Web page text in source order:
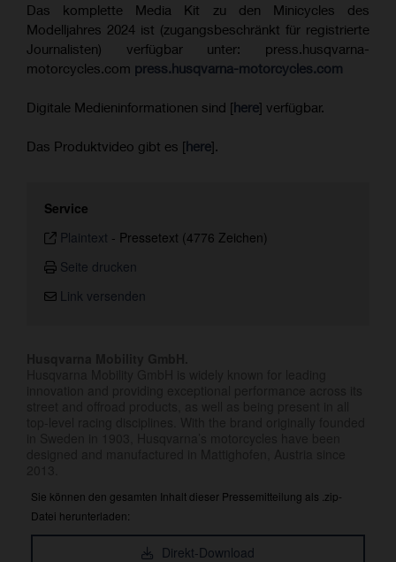
Das komplette Media Kit zu den Minicycles des
Modelljahres 2024 ist (zugangsbeschränkt für registrierte
Journalisten) verfügbar unter: press.husqvarna-
motorcycles.com press.husqvarna-motorcycles.com
Digitale Medieninformationen sind [here] verfügbar.
Das Produktvideo gibt es [here].
Service
Plaintext - Pressetext (4776 Zeichen)
Seite drucken
Link versenden
Sie können den gesamten Inhalt dieser Pressemitteilung als .zip-
Datei herunterladen:
Direkt-Download